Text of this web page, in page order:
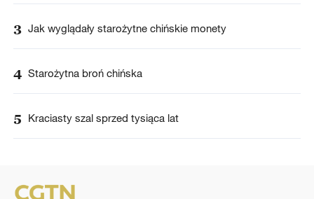
3 Jak wyglądały starożytne chińskie monety
4 Starożytna broń chińska
5 Kraciasty szal sprzed tysiąca lat